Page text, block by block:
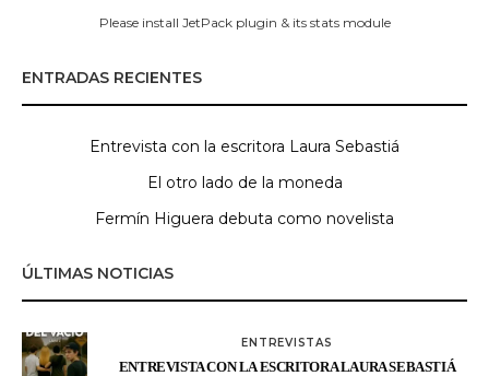
Please install JetPack plugin & its stats module
ENTRADAS RECIENTES
Entrevista con la escritora Laura Sebastiá
El otro lado de la moneda
Fermín Higuera debuta como novelista
ÚLTIMAS NOTICIAS
ENTREVISTAS
ENTREVISTA CON LA ESCRITORA LAURA SEBASTIÁ